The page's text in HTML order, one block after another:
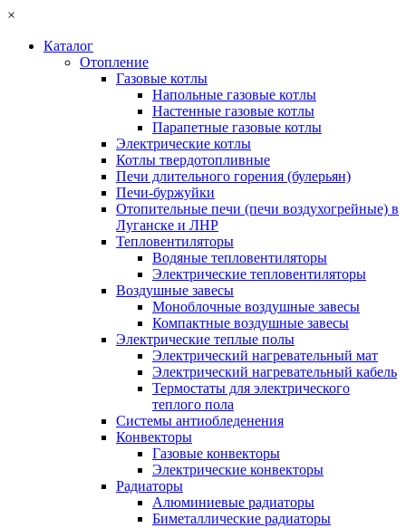
×
Каталог
Отопление
Газовые котлы
Напольные газовые котлы
Настенные газовые котлы
Парапетные газовые котлы
Электрические котлы
Котлы твердотопливные
Печи длительного горения (булерьян)
Печи-буржуйки
Отопительные печи (печи воздухогрейные) в
Луганске и ЛНР
Тепловентиляторы
Водяные тепловентиляторы
Электрические тепловентиляторы
Воздушные завесы
Моноблочные воздушные завесы
Компактные воздушные завесы
Электрические теплые полы
Электрический нагревательный мат
Электрический нагревательный кабель
Термостаты для электрического
теплого пола
Системы антиобледенения
Конвекторы
Газовые конвекторы
Электрические конвекторы
Радиаторы
Алюминиевые радиаторы
Биметаллические радиаторы